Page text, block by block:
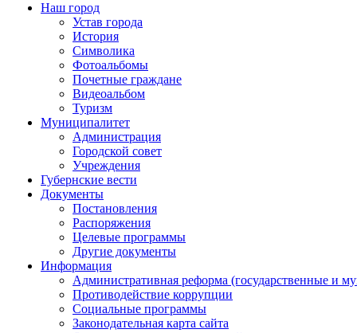
Наш город
Устав города
История
Символика
Фотоальбомы
Почетные граждане
Видеоальбом
Туризм
Муниципалитет
Администрация
Городской совет
Учреждения
Губернские вести
Документы
Постановления
Распоряжения
Целевые программы
Другие документы
Информация
Административная реформа (государственные и
Противодействие коррупции
Социальные программы
Законодательная карта сайта